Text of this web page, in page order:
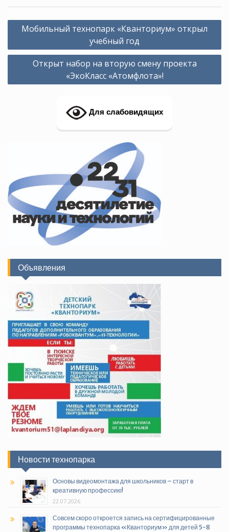
Навигация
записям
Мобильный технопарк «Кванториум» открыл
учебный год
Открыт набор на вторую смену проекта
«ЭкоКласс «Атомфлота»!
Для слабовидящих
Объявления
Новости технопарка
Основы видеомонтажа для школьников – старт в
креативную профессию!
22.07.2026
Совсем скоро откроется запись на сертифицированные
программы технопарка «Кванториум» для детей 5-8